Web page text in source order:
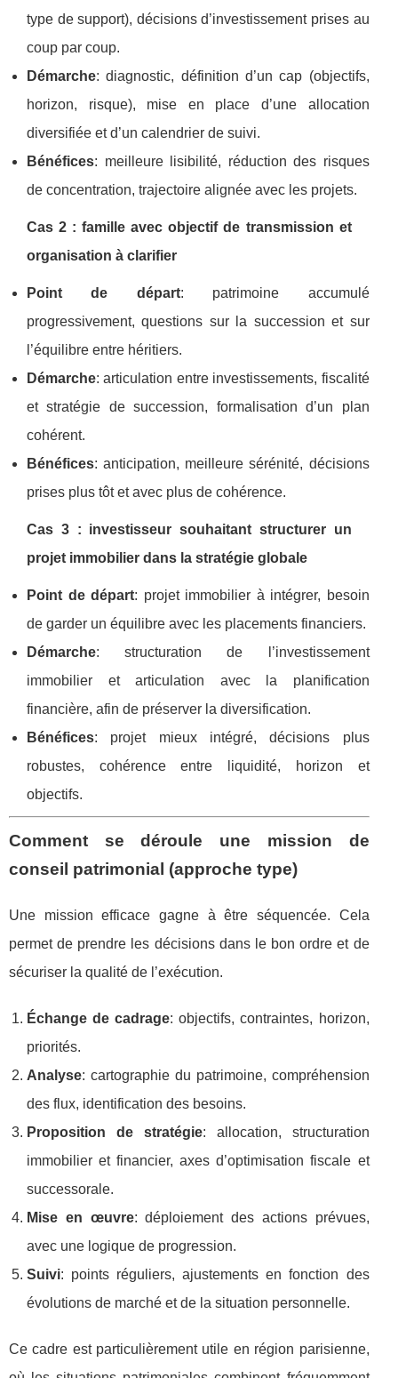
type de support), décisions d’investissement prises au
coup par coup.
Démarche: diagnostic, définition d’un cap (objectifs,
horizon, risque), mise en place d’une allocation
diversifiée et d’un calendrier de suivi.
Bénéfices: meilleure lisibilité, réduction des risques
de concentration, trajectoire alignée avec les projets.
Cas 2 : famille avec objectif de transmission et
organisation à clarifier
Point de départ: patrimoine accumulé
progressivement, questions sur la succession et sur
l’équilibre entre héritiers.
Démarche: articulation entre investissements, fiscalité
et stratégie de succession, formalisation d’un plan
cohérent.
Bénéfices: anticipation, meilleure sérénité, décisions
prises plus tôt et avec plus de cohérence.
Cas 3 : investisseur souhaitant structurer un
projet immobilier dans la stratégie globale
Point de départ: projet immobilier à intégrer, besoin
de garder un équilibre avec les placements financiers.
Démarche: structuration de l’investissement
immobilier et articulation avec la planification
financière, afin de préserver la diversification.
Bénéfices: projet mieux intégré, décisions plus
robustes, cohérence entre liquidité, horizon et
objectifs.
Comment se déroule une mission de
conseil patrimonial (approche type)
Une mission efficace gagne à être séquencée. Cela
permet de prendre les décisions dans le bon ordre et de
sécuriser la qualité de l’exécution.
Échange de cadrage: objectifs, contraintes, horizon,
priorités.
Analyse: cartographie du patrimoine, compréhension
des flux, identification des besoins.
Proposition de stratégie: allocation, structuration
immobilier et financier, axes d’optimisation fiscale et
successorale.
Mise en œuvre: déploiement des actions prévues,
avec une logique de progression.
Suivi: points réguliers, ajustements en fonction des
évolutions de marché et de la situation personnelle.
Ce cadre est particulièrement utile en région parisienne,